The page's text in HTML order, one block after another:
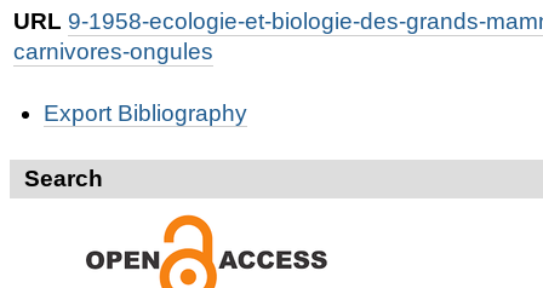
URL 9-1958-ecologie-et-biologie-des-grands-
carnivores-ongules
ActionsExport Bibliography
Search